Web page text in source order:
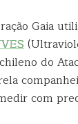
Gaia
do
com